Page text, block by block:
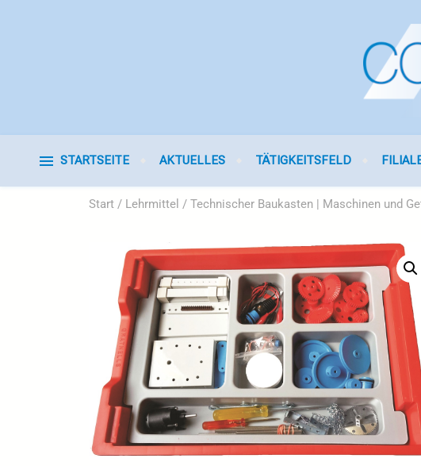
STARTSEITE AKTUELLES TÄTIGKEITSFELD
Start / Lehrmittel / Technischer Baukasten | Maschinen und